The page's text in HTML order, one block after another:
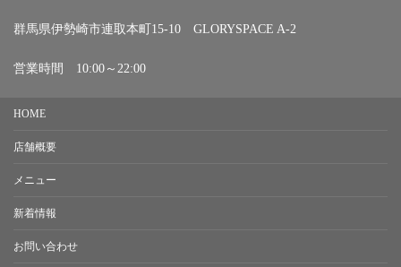
群馬県伊勢崎市連取本町15-10 GLORYSPACE A-2
営業時間 10:00～22:00
HOME
店舗概要
メニュー
新着情報
お問い合わせ